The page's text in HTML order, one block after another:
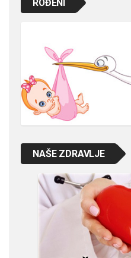
ROĐENI
NAŠE ZDRAVLJE